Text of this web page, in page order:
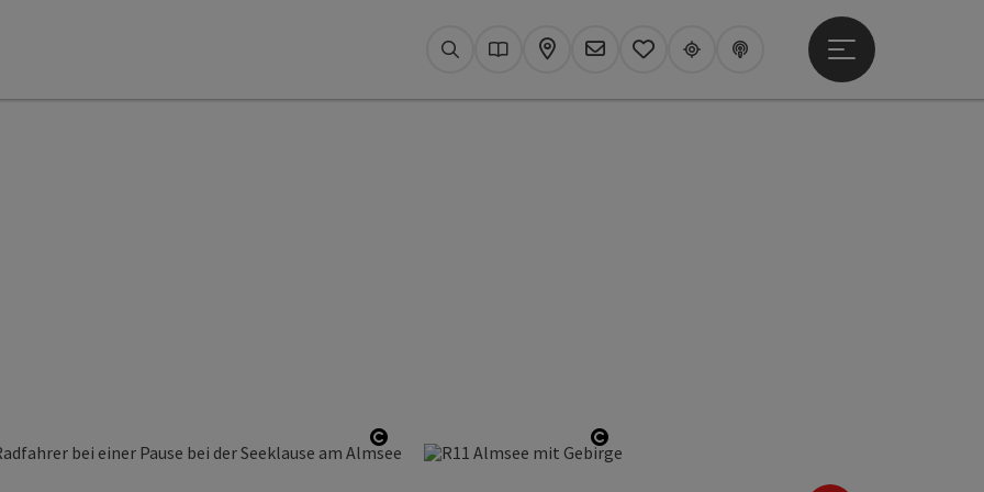
SuchenKataloge
KarteNewsletter
MerkzettelUpperguide
Podcast
Hauptmenü öffnen
öffnen Copyright öffnen Copyright öffnen